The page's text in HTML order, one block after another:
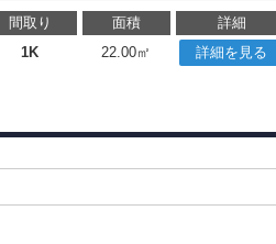
間取り 面積 詳細
1K 22.00㎡ 詳細を見る